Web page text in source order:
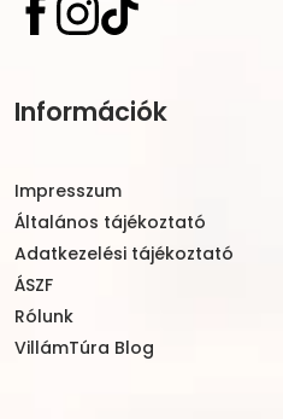
Információk
Impresszum
Általános tájékoztató
Adatkezelési tájékoztató
ÁSZF
Rólunk
VillámTúra Blog